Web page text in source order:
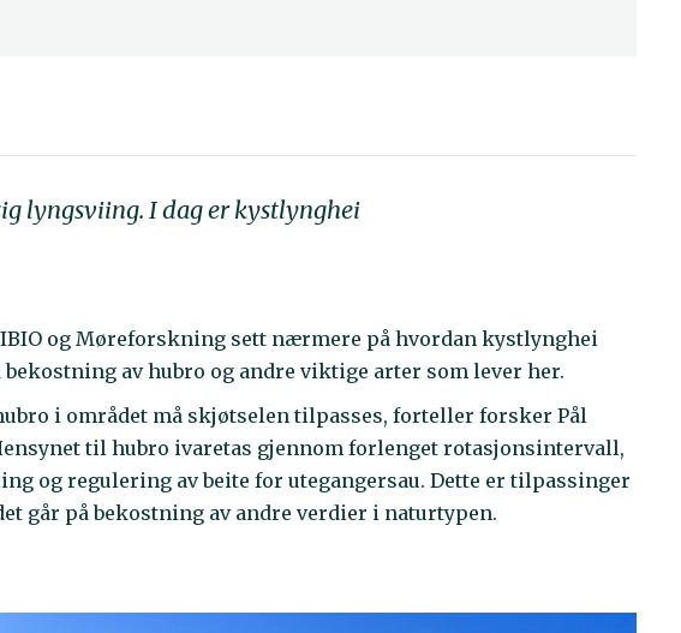
lyngsviing. I dag er kystlynghei
og Møreforskning sett nærmere på hvordan kystlynghei
av hubro og andre viktige arter som lever her.
i området må skjøtselen tilpasses, forteller forsker Pål
til hubro ivaretas gjennom forlenget rotasjonsintervall,
og regulering av beite for utegangersau. Dette er tilpassinger
går på bekostning av andre verdier i naturtypen.